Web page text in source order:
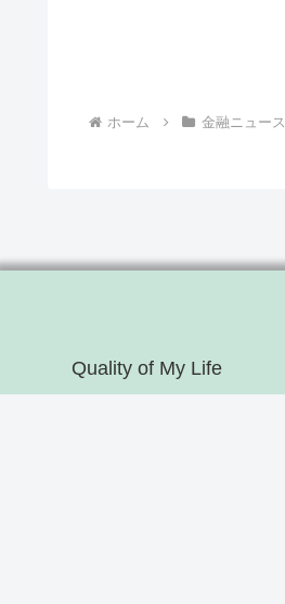
ホーム 金融ニュース
Quality of My Life